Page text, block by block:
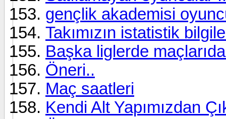
gençlik akademisi
Takımızın istatistik
Başka liglerde
Öneri..
Maç saatleri
Kendi Alt Yapımızdan